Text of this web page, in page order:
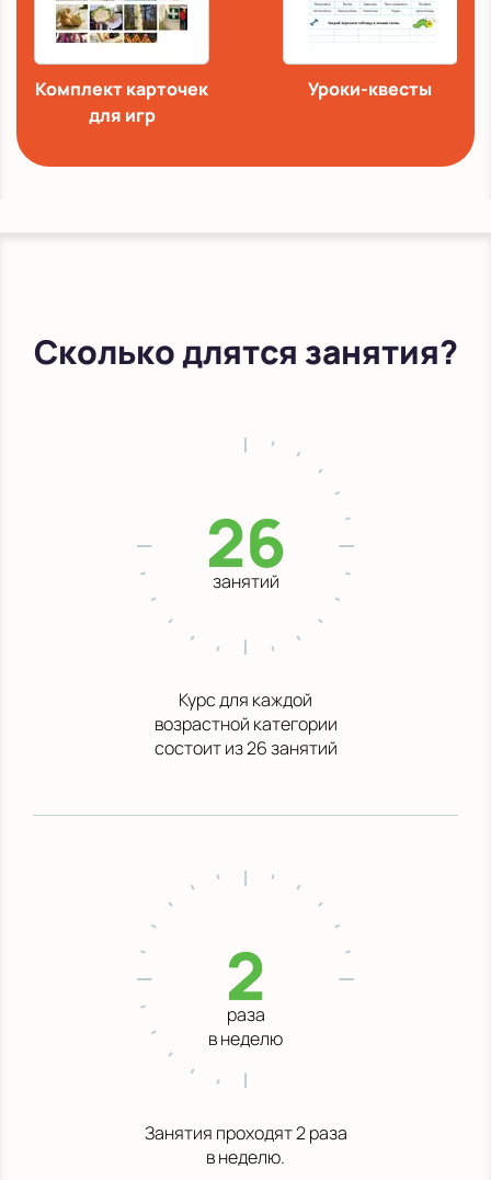
Уроки-квесты
Комплект карточек
для игр
Сколько длятся занятия?
26
занятий
Курс для каждой
возрастной категории
состоит из 26 занятий
2
раза
в неделю
Занятия проходят 2 раза
в неделю.